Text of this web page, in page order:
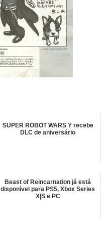
SUPER ROBOT WARS Y recebe
DLC de aniversário
Beast of Reincarnation já está
disponível para PS5, Xbox Series
X|S e PC